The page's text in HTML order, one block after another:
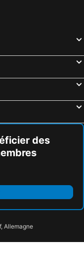
des
Allemagne